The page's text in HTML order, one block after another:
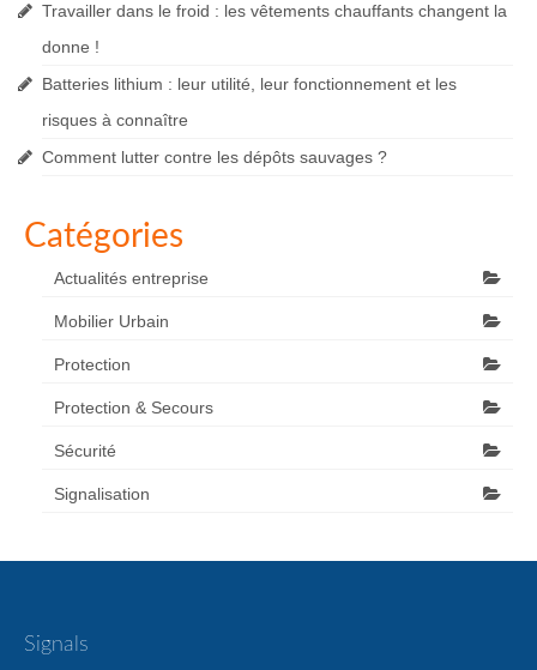
Travailler dans le froid : les vêtements chauffants changent la
donne !
Batteries lithium : leur utilité, leur fonctionnement et les
risques à connaître
Comment lutter contre les dépôts sauvages ?
Catégories
Actualités entreprise
Mobilier Urbain
Protection
Protection & Secours
Sécurité
Signalisation
Signals